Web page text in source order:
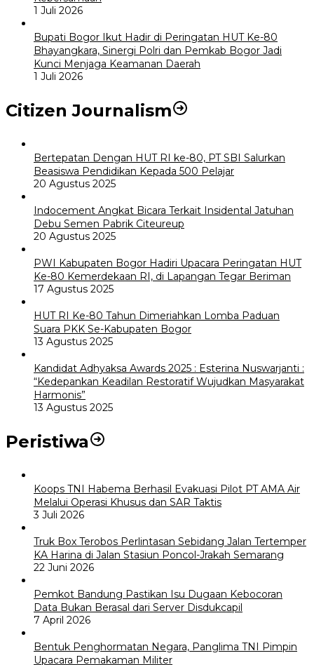
1 Juli 2026
Bupati Bogor Ikut Hadir di Peringatan HUT Ke-80
Bhayangkara, Sinergi Polri dan Pemkab Bogor Jadi
Kunci Menjaga Keamanan Daerah
1 Juli 2026
Citizen Journalism
Bertepatan Dengan HUT RI ke-80, PT SBI Salurkan
Beasiswa Pendidikan Kepada 500 Pelajar
20 Agustus 2025
Indocement Angkat Bicara Terkait Insidental Jatuhan
Debu Semen Pabrik Citeureup
20 Agustus 2025
PWI Kabupaten Bogor Hadiri Upacara Peringatan HUT
Ke-80 Kemerdekaan RI, di Lapangan Tegar Beriman
17 Agustus 2025
HUT RI Ke-80 Tahun Dimeriahkan Lomba Paduan
Suara PKK Se-Kabupaten Bogor
13 Agustus 2025
Kandidat Adhyaksa Awards 2025 : Esterina Nuswarjanti :
“Kedepankan Keadilan Restoratif Wujudkan Masyarakat
Harmonis”
13 Agustus 2025
Peristiwa
Koops TNI Habema Berhasil Evakuasi Pilot PT AMA Air
Melalui Operasi Khusus dan SAR Taktis
3 Juli 2026
Truk Box Terobos Perlintasan Sebidang Jalan Tertemper
KA Harina di Jalan Stasiun Poncol-Jrakah Semarang
22 Juni 2026
Pemkot Bandung Pastikan Isu Dugaan Kebocoran
Data Bukan Berasal dari Server Disdukcapil
7 April 2026
Bentuk Penghormatan Negara, Panglima TNI Pimpin
Upacara Pemakaman Militer